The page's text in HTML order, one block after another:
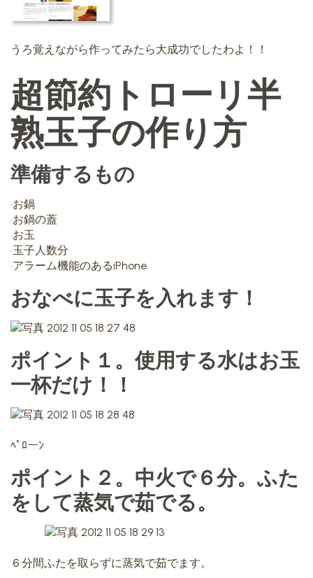
うろ覚えながら作ってみたら大成功でしたわよ！！
超節約トローリ半
熟玉子の作り方
準備するもの
•お鍋
•お鍋の蓋
•お玉
•玉子人数分
•アラーム機能のあるiPhone
おなべに玉子を入れます！
ポイント１。使用する水はお玉
一杯だけ！！
ﾍﾟﾛーﾝ
ポイント２。中火で６分。ふた
をして蒸気で茹でる。
６分間ふたを取らずに蒸気で茹でます。